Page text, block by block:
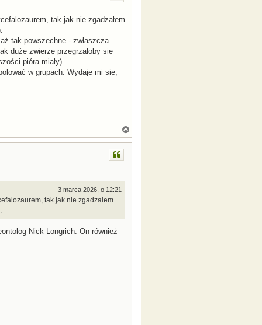
tak jak nie zgadzałem
tak powszechne - zwłaszcza
duże zwierzę przegrzałoby się
pióra miały).
w grupach. Wydaje mi się,
a
g
3 marca 2026, o 12:21
tak jak nie zgadzałem
Nick Longrich. On również